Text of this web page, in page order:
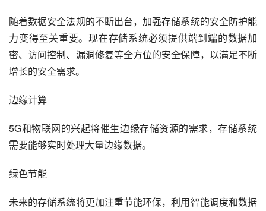
随着数据安全法规的不断出台，加强存储系统的安全防护能
力变得至关重要。现在存储系统必须提供端到端的数据加
密、访问控制、漏洞修复等全方位的安全保障，以满足不断
增长的安全需求。
边缘计算
5G和物联网的兴起将催生边缘存储资源的需求，存储系统
需要能够实时处理大量边缘数据。
绿色节能
未来的存储系统将更加注重节能环保，利用智能调度和数据